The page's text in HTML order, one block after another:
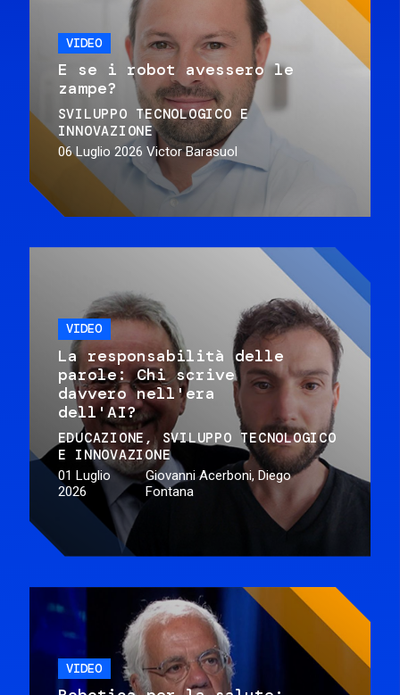
VIDEO
E se i robot avessero le
zampe?
SVILUPPO TECNOLOGICO E
INNOVAZIONE
06 Luglio 2026 Victor Barasuol
VIDEO
La responsabilità delle
parole: Chi scrive
davvero nell'era
dell'AI?
EDUCAZIONE
SVILUPPO TECNOLOGICO
E INNOVAZIONE
01 Luglio
2026
Giovanni Acerboni, Diego
Fontana
VIDEO